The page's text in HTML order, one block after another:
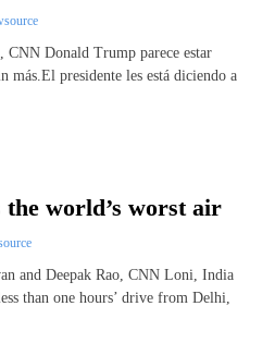
CNN Donald Trump parece estar
más.El presidente les está diciendo a
world’s worst air
and Deepak Rao, CNN Loni, India
than one hours’ drive from Delhi,